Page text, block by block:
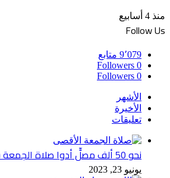
منذ 4 أسابيع
Follow Us
9٬079 متابع
0
Followers
0
Followers
الأشهر
الأخيرة
تعليقات
نحو 50 ألف مصلٍّ أدوا صلاة الجمعة في الأقصى
يونيو 23, 2023